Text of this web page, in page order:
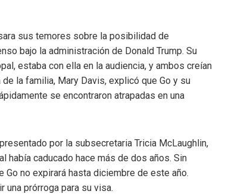
sus temores sobre la posibilidad de
bajo la administración de Donald Trump. Su
estaba con ella en la audiencia, y ambos creían
la familia, Mary Davis, explicó que Go y su
se encontraron atrapadas en una
por la subsecretaria Tricia McLaughlin,
caducado hace más de dos años. Sin
no expirará hasta diciembre de este año.
una prórroga para su visa.